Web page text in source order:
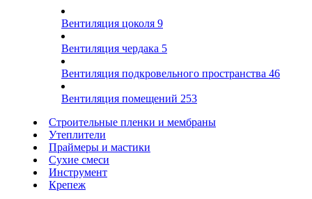
Вентиляция цоколя 9
Вентиляция чердака 5
Вентиляция подкровельного пространства 46
Вентиляция помещений 253
Строительные пленки и мембраны
Утеплители
Праймеры и мастики
Сухие смеси
Инструмент
Крепеж